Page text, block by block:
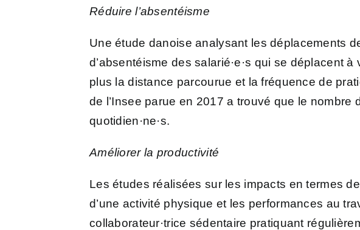
Réduire l’absentéisme
Une étude danoise analysant les déplacements
d’absentéisme des salarié·e·s qui se déplacent
plus la distance parcourue et la fréquence de
de l’Insee parue en 2017 a trouvé que le nombre
quotidien·ne·s.
Améliorer la productivité
Les études réalisées sur les impacts en termes
d’une activité physique et les performances au
collaborateur·trice sédentaire pratiquant